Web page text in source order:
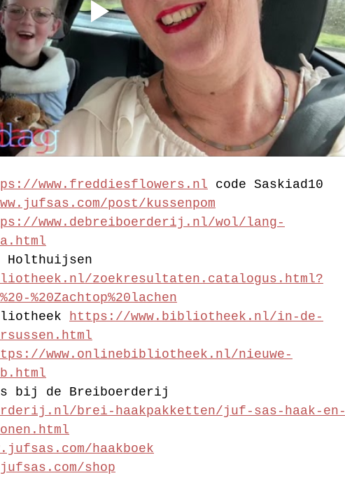
www.freddiesflowers.nl code Saskiad10
post/kussenpom
www.debreiboerderij.nl/wol/lang-
Holthuijsen
zoekresultaten.catalogus.html?
%20Zachtop%20lachen
https://www.bibliotheek.nl/in-de-
www.onlinebibliotheek.nl/nieuwe-
bij de Breiboerderij
brei-haakpakketten/juf-sas-haak-en-
haakboek
shop